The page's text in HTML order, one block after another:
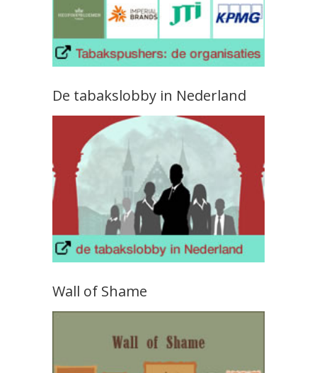
De tabakslobby in Nederland
Wall of Shame